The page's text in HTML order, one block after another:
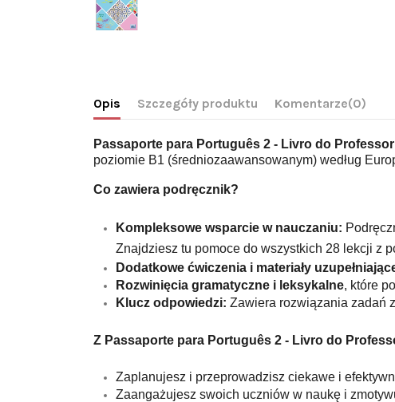
Opis Szczegóły produktu Komentarze(0)
Passaporte para Português 2 - Livro do Professor
poziomie B1 (średniozaawansowanym) według
Co zawiera podręcznik?
Kompleksowe wsparcie w nauczaniu:
Znajdziesz tu pomoce do wszystkich 28 lekcji z
Dodatkowe ćwiczenia i materiały
Rozwinięcia gramatyczne i leksykalne, które
Klucz odpowiedzi: Zawiera rozwiązania zadań
Z Passaporte para Português 2 - Livro do
Zaplanujesz i przeprowadzisz ciekawe i
Zaangażujesz swoich uczniów w naukę i